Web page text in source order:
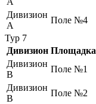
Дивизион
А
Поле №4
Тур 7
Дивизион Площадка
Дивизион
B
Поле №1
Дивизион
B
Поле №2